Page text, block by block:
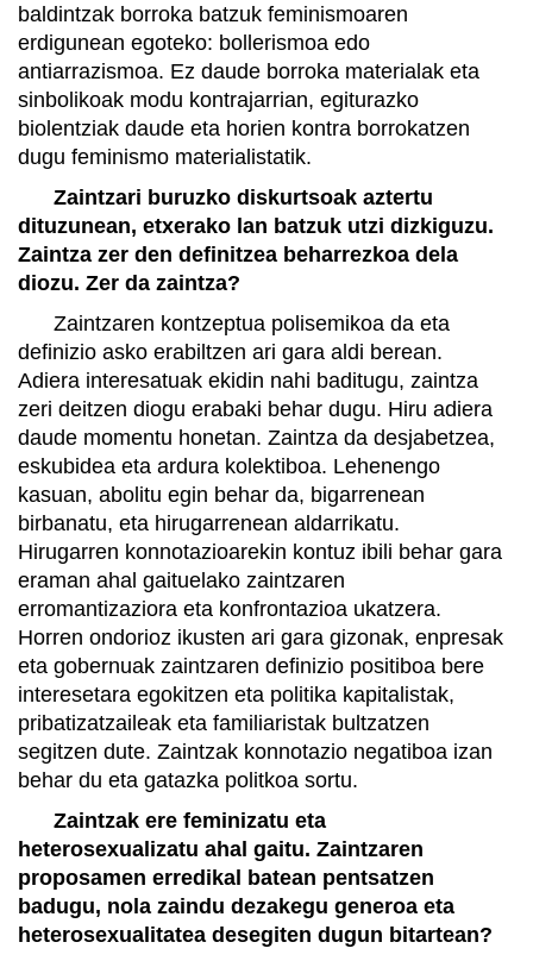
baldintzak borroka batzuk feminismoaren
erdigunean egoteko: bollerismoa edo
antiarrazismoa. Ez daude borroka materialak eta
sinbolikoak modu kontrajarrian, egiturazko
biolentziak daude eta horien kontra borrokatzen
dugu feminismo materialistatik.
Zaintzari buruzko diskurtsoak aztertu
dituzunean, etxerako lan batzuk utzi dizkiguzu.
Zaintza zer den definitzea beharrezkoa dela
diozu. Zer da zaintza?
Zaintzaren kontzeptua polisemikoa da eta
definizio asko erabiltzen ari gara aldi berean.
Adiera interesatuak ekidin nahi baditugu, zaintza
zeri deitzen diogu erabaki behar dugu. Hiru adiera
daude momentu honetan. Zaintza da desjabetzea,
eskubidea eta ardura kolektiboa. Lehenengo
kasuan, abolitu egin behar da, bigarrenean
birbanatu, eta hirugarrenean aldarrikatu.
Hirugarren konnotazioarekin kontuz ibili behar gara
eraman ahal gaituelako zaintzaren
erromantizaziora eta konfrontazioa ukatzera.
Horren ondorioz ikusten ari gara gizonak, enpresak
eta gobernuak zaintzaren definizio positiboa bere
interesetara egokitzen eta politika kapitalistak,
pribatizatzaileak eta familiaristak bultzatzen
segitzen dute. Zaintzak konnotazio negatiboa izan
behar du eta gatazka politkoa sortu.
Zaintzak ere feminizatu eta
heterosexualizatu ahal gaitu. Zaintzaren
proposamen erredikal batean pentsatzen
badugu, nola zaindu dezakegu generoa eta
heterosexualitatea desegiten dugun bitartean?